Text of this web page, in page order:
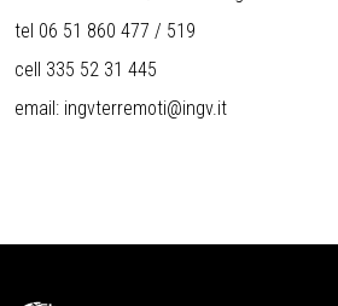
tel 06 51 860 477 / 519
cell 335 52 31 445
email: ingvterremoti@ingv.it